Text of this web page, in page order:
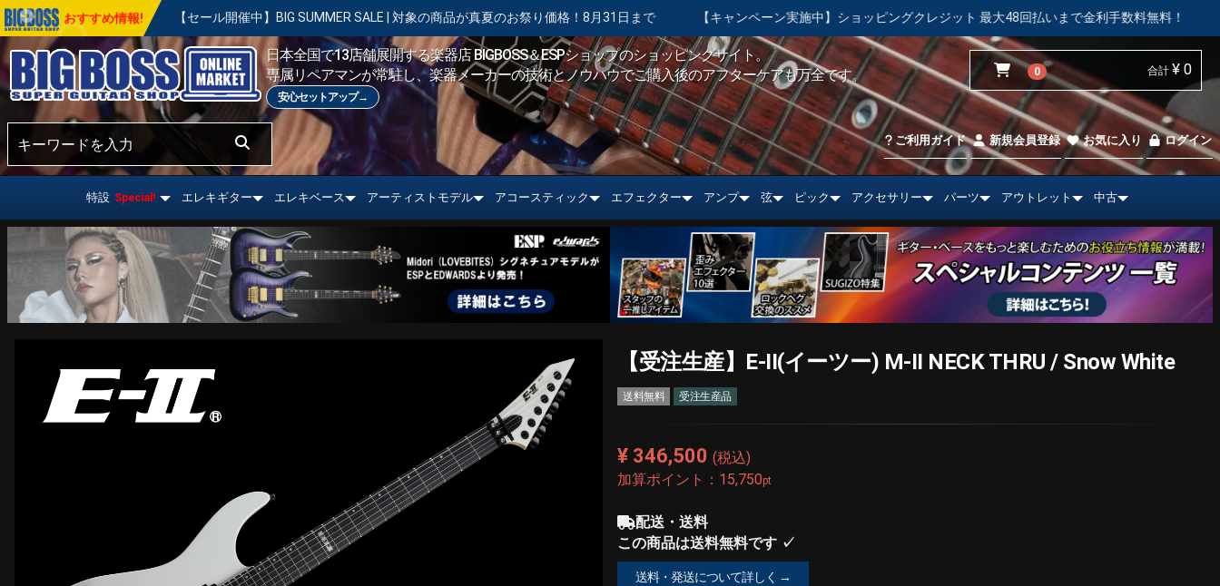
【セール開催中】BIG SUMMER SALE | 対象の商品が真夏のお祭り価格！8月31日まで 【キャンペーン実施中】ショッピングクレジット 最大48回払いまで金利手数料無料！ 【中古市場】エレキ
おすすめ情報!
日本全国で13店舗展開する楽器店 BIGBOSS＆ESPショップのショッピングサイト。
専属リペアマンが常駐し、楽器メーカーの技術とノウハウでご購入後のアフターケアも万全です。
安心セットアップ→
0 合計 ¥ 0
ご利用ガイド 新規会員登録 お気に入り ログイン
特設 Special! エレキギター エレキベース アーティストモデル アコースティック エフェクター アンプ 弦 ピック アクセサリー パーツ アウトレット 中古
【受注生産】E-II(イーツー) M-II NECK THRU / Snow White
送料無料 受注生産品
¥ 346,500 (税込)
加算ポイント： 15,750pt
配送・送料
この商品は送料無料です ✓
送料・発送について詳しく →